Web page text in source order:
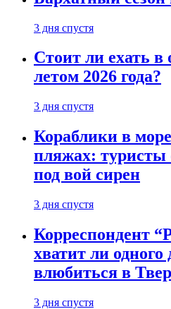
3 дня спустя
Стоит ли ехать
летом 2026 года?
3 дня спустя
Кораблики в
пляжах:
под вой сирен
3 дня спустя
Корреспондент
хватит ли
влюбиться в
3 дня спустя